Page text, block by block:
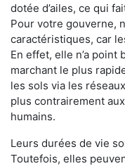
dotée d’ailes, ce qui
Pour votre gouverne,
caractéristiques, car
En effet, elle n’a point
marchant le plus
les sols via les
plus contrairement
humains.
Leurs durées de vie
Toutefois, elles